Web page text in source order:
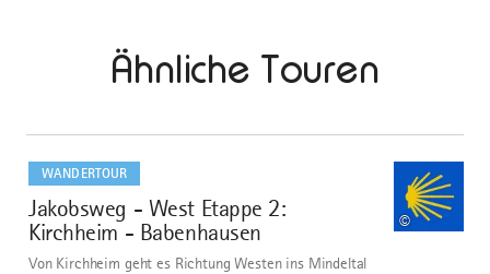
Ähnliche Touren
WANDERTOUR
1
Jakobsweg - West Etappe 2:
Kirchheim - Babenhausen
©
Von Kirchheim geht es Richtung Westen ins Mindeltal
dazu